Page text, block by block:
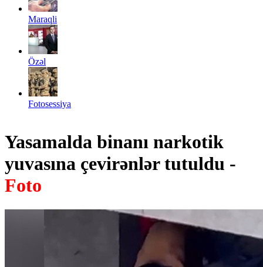
Maraqli
Özəl
Fotosessiya
Yasamalda binanı narkotik
yuvasına çevirənlər tutuldu -
Foto